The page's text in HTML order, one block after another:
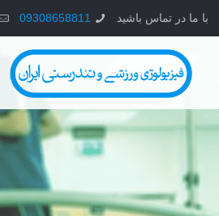
با ما در تماس باشید 09308658811